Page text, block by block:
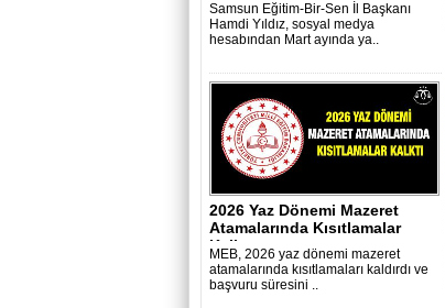
Samsun Eğitim-Bir-Sen İl Başkanı
Hamdi Yıldız, sosyal medya
hesabından Mart ayında ya..
2026 Yaz Dönemi Mazeret
Atamalarında Kısıtlamalar
Kalktı..
MEB, 2026 yaz dönemi mazeret
atamalarında kısıtlamaları kaldırdı ve
başvuru süresini ..